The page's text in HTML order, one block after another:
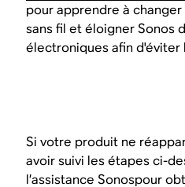
pour apprendre à
sans fil et éloigner Sonos
électroniques afin d'éviter
Si votre produit ne
avoir suivi les étapes ci-
l’assistance Sonospour